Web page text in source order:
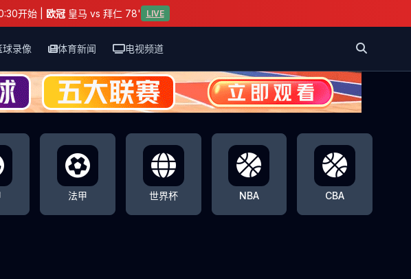
开始 | 欧冠皇马 vs 拜仁 78' LIVE
球录像 体育新闻 电视频道
法甲 世界杯 NBA CBA